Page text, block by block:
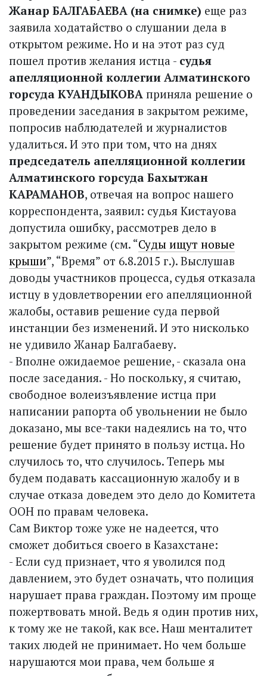
Жанар БАЛГАБАЕВА (на снимке) еще раз
заявила ходатайство о слушании дела в
открытом режиме. Но и на этот раз суд
пошел против желания истца - судья
апелляционной коллегии Алматинского
горсуда КУАНДЫКОВА приняла решение о
проведении заседания в закрытом режиме,
попросив наблюдателей и журналистов
удалиться. И это при том, что на днях
председатель апелляционной коллегии
Алматинского горсуда Бахытжан
КАРАМАНОВ, отвечая на вопрос нашего
корреспондента, заявил: судья Кистауова
допустила ошибку, рассмотрев дело в
закрытом режиме (см. “Суды ищут новые
крыши”, “Время” от 6.8.2015 г.). Выслушав
доводы участников процесса, судья отказала
истцу в удовлетворении его апелляционной
жалобы, оставив решение суда первой
инстанции без изменений. И это нисколько
не удивило Жанар Балгабаеву.
- Вполне ожидаемое решение, - сказала она
после заседания. - Но поскольку, я считаю,
свободное волеизъявление истца при
написании рапорта об увольнении не было
доказано, мы все-таки надеялись на то, что
решение будет принято в пользу истца. Но
случилось то, что случилось. Теперь мы
будем подавать кассационную жалобу и в
случае отказа доведем это дело до Комитета
ООН по правам человека.
Сам Виктор тоже уже не наде­ется, что
сможет добиться своего в Казахстане:
- Если суд признает, что я уволился под
давлением, это будет означать, что полиция
нарушает права граждан. Поэтому им проще
пожертвовать мной. Ведь я один против них,
к тому же не такой, как все. Наш менталитет
таких людей не принимает. Но чем больше
нарушаются мои права, чем больше я